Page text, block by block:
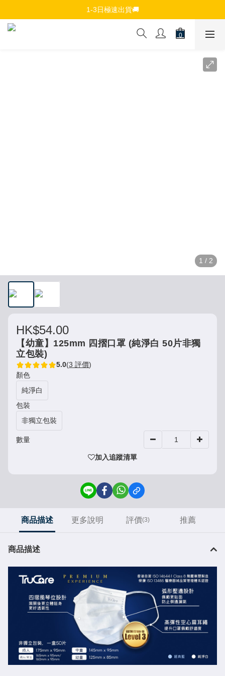
免費註冊會員，$150免運優惠
1-3日極速出貨🚚
追蹤Channel接收WhatsApp優惠通知
1 / 2
HK$54.00
【幼童】125mm 四摺口罩 (純淨白 50片非獨
立包裝)
5.0(3 評價)
顏色
純淨白
包裝
非獨立包裝
數量
加入追蹤清單
商品描述 更多說明 評價(3) 推薦
商品描述